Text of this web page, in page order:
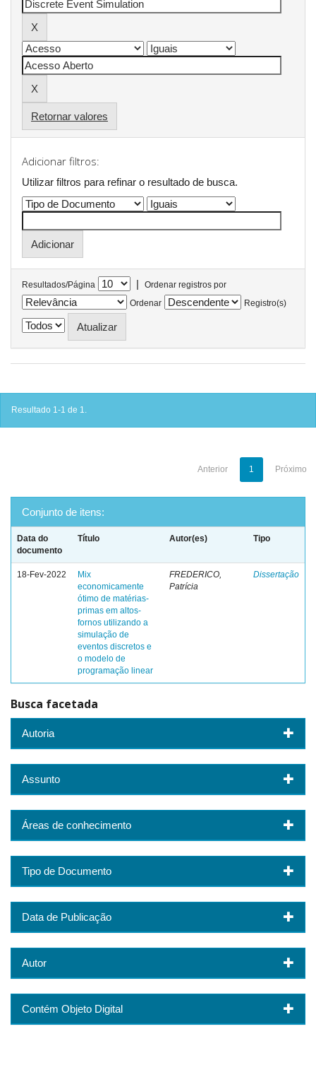
Retornar valores
Adicionar filtros:
Utilizar filtros para refinar o resultado de busca.
Resultados/Página |
Ordenar registros por
Ordenar
Registro(s)
Resultado 1-1 de 1.
Anterior 1 Próximo
Conjunto de itens:
Data do
documento
Título Autor(es) Tipo
18-Fev-2022
Mix
economicamente
ótimo de matérias-
primas em altos-
fornos utilizando a
simulação de
eventos discretos e
o modelo de
programação linear
FREDERICO,
Patrícia
Dissertação
Busca facetada
Autoria
Assunto
Áreas de conhecimento
Tipo de Documento
Data de Publicação
Autor
Contém Objeto Digital